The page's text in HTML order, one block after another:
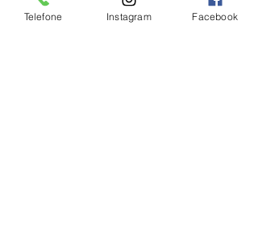
Telefone Instagram Facebook